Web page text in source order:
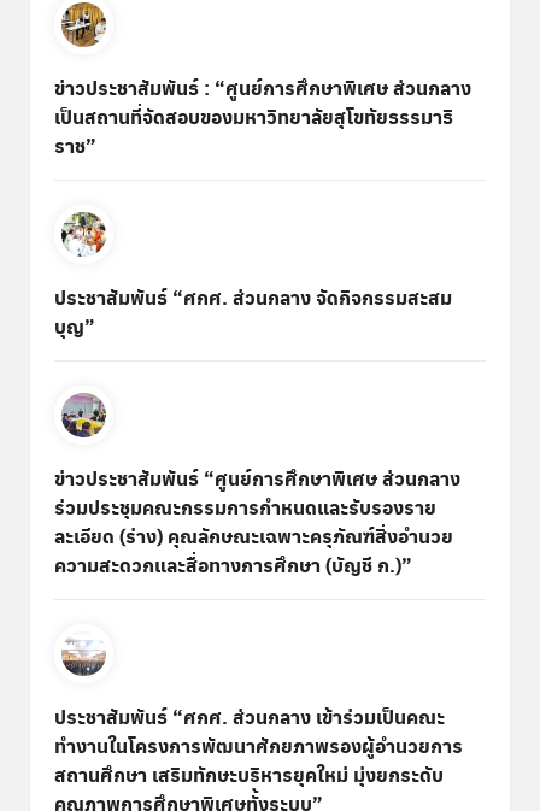
ข่าวประชาสัมพันธ์ : “ศูนย์การศึกษาพิเศษ ส่วนกลาง
เป็นสถานที่จัดสอบของมหาวิทยาลัยสุโขทัยธรรมาธิ
ราช”
ประชาสัมพันธ์ “ศกศ. ส่วนกลาง จัดกิจกรรมสะสม
บุญ”
ข่าวประชาสัมพันธ์ “ศูนย์การศึกษาพิเศษ ส่วนกลาง
ร่วมประชุมคณะกรรมการกำหนดและรับรองราย
ละเอียด (ร่าง) คุณลักษณะเฉพาะครุภัณฑ์สิ่งอำนวย
ความสะดวกและสื่อทางการศึกษา (บัญชี ก.)”
ประชาสัมพันธ์ “ศกศ. ส่วนกลาง เข้าร่วมเป็นคณะ
ทำงานในโครงการพัฒนาศักยภาพรองผู้อำนวยการ
สถานศึกษา เสริมทักษะบริหารยุคใหม่ มุ่งยกระดับ
คุณภาพการศึกษาพิเศษทั้งระบบ”